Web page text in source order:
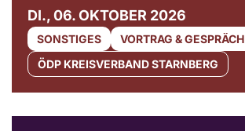
DI., 06. OKTOBER 2026
SONSTIGES
VORTRAG & GESPRÄCH
ÖDP KREISVERBAND STARNBERG